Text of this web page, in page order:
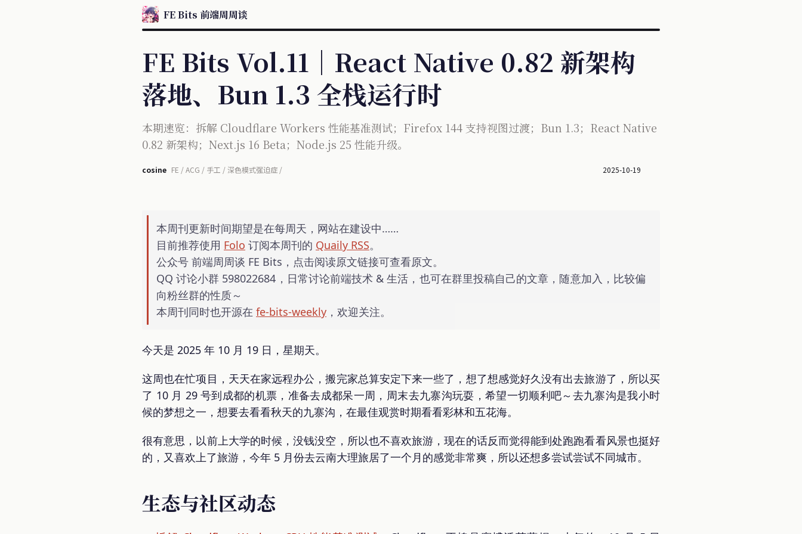
FE Bits 前端周周谈
FE Bits Vol.11｜React Native 0.82 新架构
落地、Bun 1.3 全栈运行时
本期速览：拆解 Cloudflare Workers 性能基准测试；Firefox 144 支持视图过渡；Bun 1.3；React Native
0.82 新架构；Next.js 16 Beta；Node.js 25 性能升级。
cosine FE / ACG / 手工 / 深色模式强迫症 / 2025-10-19
本周刊更新时间期望是在每周天，网站在建设中……
目前推荐使用 Folo 订阅本周刊的 Quaily RSS。
公众号 前端周周谈 FE Bits，点击阅读原文链接可查看原文。
QQ 讨论小群 598022684，日常讨论前端技术 & 生活，也可在群里投稿自己的文章，随意加入，比较偏
向粉丝群的性质～
本周刊同时也开源在 fe-bits-weekly ，欢迎关注。
今天是 2025 年 10 月 19 日，星期天。
这周也在忙项目，天天在家远程办公，搬完家总算安定下来一些了，想了想感觉好久没有出去旅游了，所以买
了 10 月 29 号到成都的机票，准备去成都呆一周，周末去九寨沟玩耍，希望一切顺利吧～去九寨沟是我小时
候的梦想之一，想要去看看秋天的九寨沟，在最佳观赏时期看看彩林和五花海。
很有意思，以前上大学的时候，没钱没空，所以也不喜欢旅游，现在的话反而觉得能到处跑跑看看风景也挺好
的，又喜欢上了旅游，今年 5 月份去云南大理旅居了一个月的感觉非常爽，所以还想多尝试尝试不同城市。
生态与社区动态